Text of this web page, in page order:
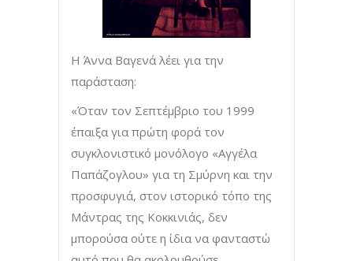
Η Άννα Βαγενά λέει για την
παράσταση:
«Όταν τον Σεπτέμβριο του 1999
έπαιξα για πρώτη φορά τον
συγκλονιστικό μονόλογο «Αγγέλα
Παπάζογλου» για τη Σμύρνη και την
προσφυγιά, στον ιστορικό τόπο της
Μάντρας της Κοκκινιάς, δεν
μπορούσα ούτε η ίδια να φανταστώ